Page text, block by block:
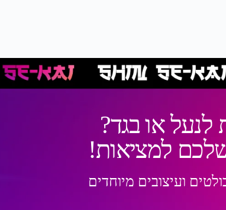
לנעל או בגד?
למציאות!
ועיצובים מיוחדים